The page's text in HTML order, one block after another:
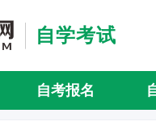
自学考试
自考报名